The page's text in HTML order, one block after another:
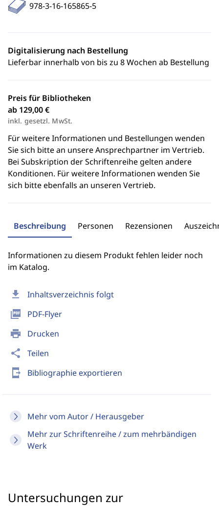
download Inhaltsverzeichnis folgt
picture_as_pdf PDF-Flyer
print Drucken
share Teilen
send_to_mobile Bibliographie exportieren
Mehr vom Autor / Herausgeber
Mehr zur Schriftenreihe / zum mehrbändigen
Werk
978-3-16-165865-5
Digitalisierung nach Bestellung
Lieferbar innerhalb von bis zu 8 Wochen ab Bestellung
Preis für Bibliotheken
ab 129,00 €
inkl. gesetzl. MwSt.
Für weitere Informationen und Bestellungen wenden
Sie sich bitte an unsere Ansprechpartner im Vertrieb.
Bei Subskription der Schriftenreihe gelten andere
Konditionen. Für weitere Informationen wenden Sie
sich bitte ebenfalls an unseren Vertrieb.
Beschreibung Personen Rezensionen
Informationen zu diesem Produkt fehlen leider noch
im Katalog.
Untersuchungen zur